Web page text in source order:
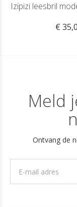
Izipizi leesbril
€
Meld
Ontvang de